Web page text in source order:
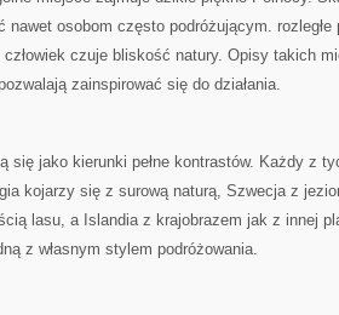
nawet osobom często podróżującym. rozległe
człowiek czuje bliskość natury. Opisy takich
zainspirować się do działania.
się jako kierunki pełne kontrastów. Każdy z
kojarzy się z surową naturą, Szwecja z
lasu, a Islandia z krajobrazem jak z innej
z własnym stylem podróżowania.